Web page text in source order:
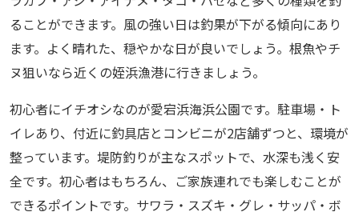
ることができます。風の強い日は釣果が下がる傾向にあり
ます。よく晴れた、穏やかな日が良いでしょう。根魚やチ
ヌ狙いなら近くの姪浜漁港に行きましょう。
初心者にイチオシなのが愛宕浜海浜公園です。駐車場・ト
イレあり、付近に釣具店とコンビニが2店舗ずつと、環境が
整っています。堤防釣りが主なスポットで、水深も浅く安
全です。初心者はもちろん、ご家族連れでも楽しむことが
できるポイントです。サワラ・スズキ・グレ・サッパ・ボ